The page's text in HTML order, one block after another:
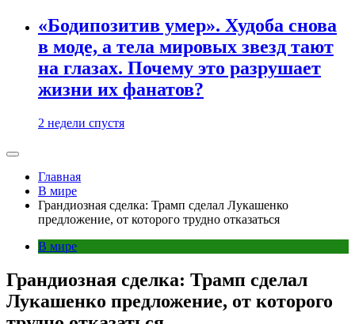
«Бодипозитив умер». Худоба снова
в моде, а тела мировых звезд тают
на глазах. Почему это разрушает
жизни их фанатов?
2 недели спустя
Главная
В мире
Грандиозная сделка: Трамп сделал Лукашенко
предложение, от которого трудно отказаться
В мире
Грандиозная сделка: Трамп сделал
Лукашенко предложение, от которого